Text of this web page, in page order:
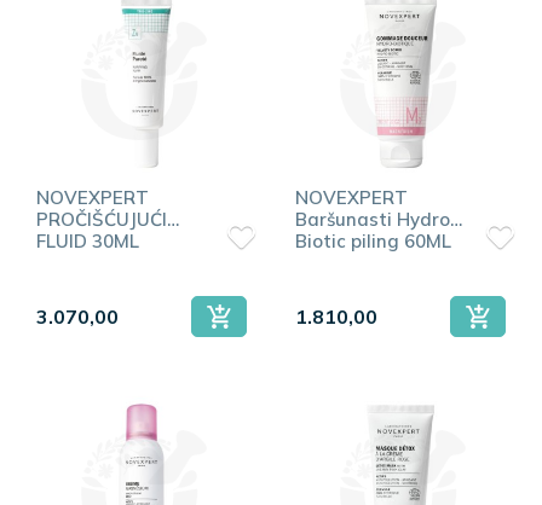
NOVEXPERT
PROČIŠĆUJUĆI
FLUID 30ML
3.070,00
NOVEXPERT
Baršunasti Hydro-
Biotic piling 60ML
1.810,00